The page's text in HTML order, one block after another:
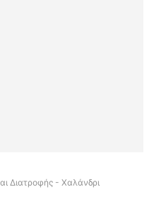
Διατροφής - Χαλάνδρι